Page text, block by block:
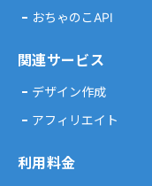
おちゃのこAPI
関連サービス
デザイン作成
アフィリエイト
利用料金